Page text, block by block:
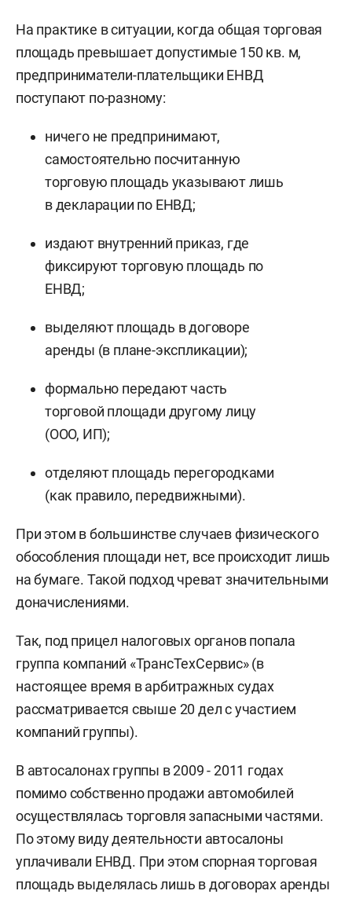
На практике в ситуации, когда общая торговая
площадь превышает допустимые 150 кв. м,
предприниматели-плательщики ЕНВД
поступают по-разному:
ничего не предпринимают,
самостоятельно посчитанную
торговую площадь указывают лишь
в декларации по ЕНВД;
издают внутренний приказ, где
фиксируют торговую площадь по
ЕНВД;
выделяют площадь в договоре
аренды (в плане-экспликации);
формально передают часть
торговой площади другому лицу
(ООО, ИП);
отделяют площадь перегородками
(как правило, передвижными).
При этом в большинстве случаев физического
обособления площади нет, все происходит лишь
на бумаге. Такой подход чреват значительными
доначислениями.
Так, под прицел налоговых органов попала
группа компаний «ТрансТехСервис» (в
настоящее время в арбитражных судах
рассматривается свыше 20 дел с участием
компаний группы).
В автосалонах группы в 2009 - 2011 годах
помимо собственно продажи автомобилей
осуществлялась торговля запасными частями.
По этому виду деятельности автосалоны
уплачивали ЕНВД. При этом спорная торговая
площадь выделялась лишь в договорах аренды